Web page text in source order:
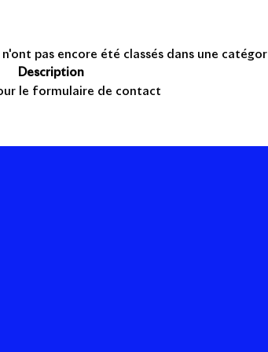
pas encore été classés dans une
Description
le formulaire de contact